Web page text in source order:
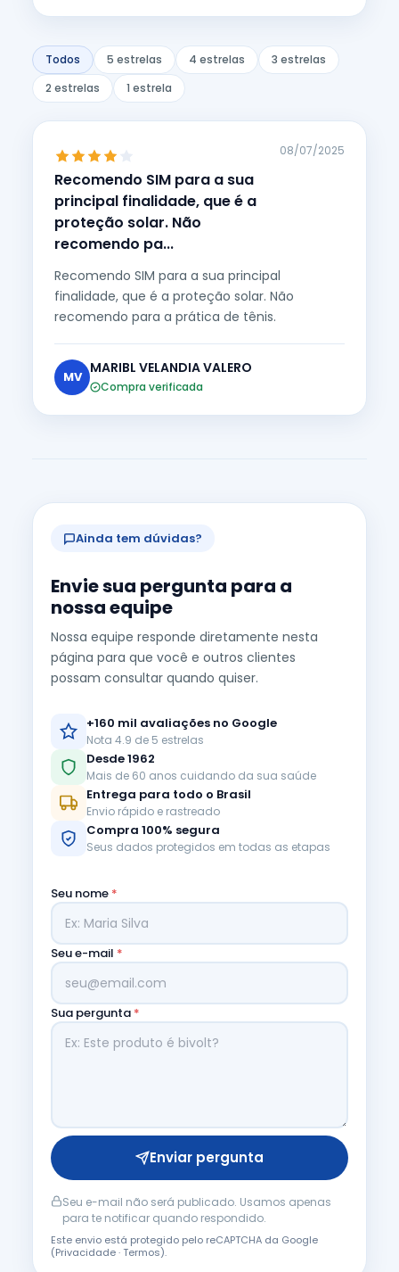
Todos 5 estrelas 4 estrelas
3 estrelas
2 estrelas
1 estrela
Recomendo SIM para a sua
principal finalidade, que é a
proteção solar. Não
recomendo pa...
08/07/2025
Recomendo SIM para a sua principal
finalidade, que é a proteção solar. Não
recomendo para a prática de tênis.
MV
MARIBL VELANDIA VALERO
Compra verificada
Ainda tem dúvidas?
Envie sua pergunta para a
nossa equipe
Nossa equipe responde diretamente nesta
página para que você e outros clientes
possam consultar quando quiser.
+160 mil avaliações no Google
Nota 4.9 de 5 estrelas
Desde 1962
Mais de 60 anos cuidando da sua saúde
Entrega para todo o Brasil
Envio rápido e rastreado
Compra 100% segura
Seus dados protegidos em todas as etapas
Seu nome *
Seu e-mail *
Sua pergunta *
Enviar pergunta
Seu e-mail não será publicado. Usamos apenas
para te notificar quando respondido.
Este envio está protegido pelo reCAPTCHA da Google
(Privacidade·Termos).